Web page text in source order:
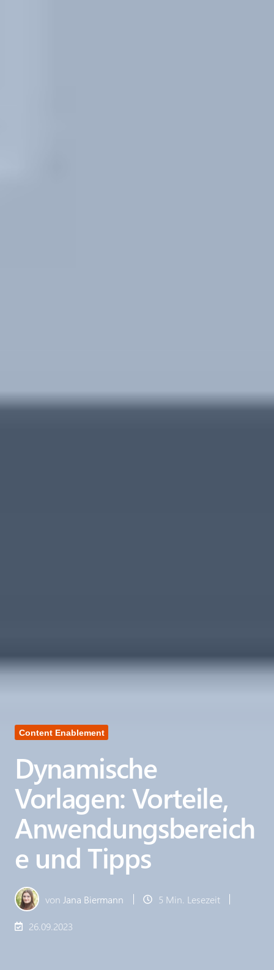
Content Enablement
Dynamische
Vorlagen: Vorteile,
Anwendungsbereich
e und Tipps
von Jana Biermann
5 Min. Lesezeit
26.09.2023